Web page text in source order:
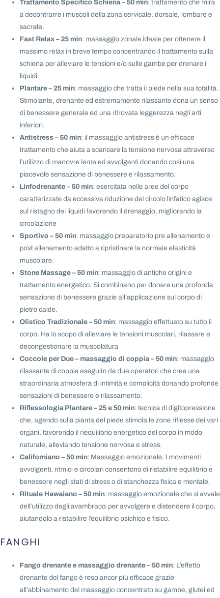
Trattamento Specifico Schiena – 50 min: trattamento che mira
a decontrarre i muscoli della zona cervicale, dorsale, lombare e
sacrale.
Fast Relax – 25 min: massaggio zonale ideale per ottenere il
massimo relax in breve tempo concentrando il trattamento sulla
schiena per alleviare le tensioni e/o sulle gambe per drenare i
liquidi.
Plantare – 25 min: massaggio che tratta il piede nella sua totalità.
Stimolante, drenante ed estremamente rilassante dona un senso
di benessere generale ed una ritrovata leggerezza negli arti
inferiori.
Antistress – 50 min: il massaggio antistress è un efficace
trattamento che aiuta a scaricare la tensione nervosa attraverso
l’utilizzo di manovre lente ed avvolgenti donando così una
piacevole sensazione di benessere e rilassamento.
Linfodrenante – 50 min: esercitata nelle aree del corpo
caratterizzate da eccessiva riduzione del circolo linfatico agisce
sul ristagno dei liquidi favorendo il drenaggio, migliorando la
circolazione
Sportivo – 50 min: massaggio preparatorio pre allenamento e
post allenamento adatto a ripristinare la normale elasticità
muscolare.
Stone Massage – 50 min: massaggio di antiche origini e
trattamento energetico. Si combinano per donare una profonda
sensazione di benessere grazie all’applicazione sul corpo di
pietre calde.
Olistico Tradizionale – 50 min: massaggio effettuato su tutto il
corpo. Ha lo scopo di alleviare le tensioni muscolari, rilassare e
decongestionare la muscolatura
Coccole per Due – massaggio di coppia – 50 min: massaggio
rilassante di coppia eseguito da due operatori che crea una
straordinaria atmosfera di intimità e complicità donando profonde
sensazioni di benessere e rilassamento.
Riflessologia Plantare – 25 e 50 min: tecnica di digitopressione
che, agendo sulla pianta del piede stimola le zone riflesse dei vari
organi, favorendo il riequilibrio energetico del corpo in modo
naturale, alleviando tensione nervosa e stress.
Californiano – 50 min: Massaggio emozionale. I movimenti
avvolgenti, ritmici e circolari consentono di ristabilire equilibrio e
benessere negli stati di stress o di stanchezza fisica e mentale.
Rituale Hawaiano – 50 min: massaggio emozionale che si avvale
dell’utilizzo degli avambracci per avvolgere e distendere il corpo,
aiutandolo a ristabilire l’equilibrio psichico e fisico.
FANGHI
Fango drenante e massaggio drenante – 50 min: L’effetto
drenante del fango è reso ancor più efficace grazie
all’abbinamento del massaggio concentrato su gambe, glutei ed